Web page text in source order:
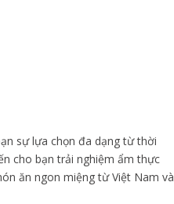
sự lựa chọn đa dạng từ thời
cho bạn trải nghiệm ẩm thực
ăn ngon miệng từ Việt Nam và